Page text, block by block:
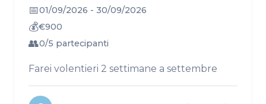
📅01/09/2026 - 30/09/2026
💰€900
👥0/5 partecipanti
Farei volentieri 2 settimane a settembre